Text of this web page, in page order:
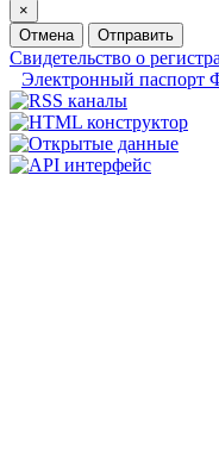
×
Отмена
Отправить
Свидетельство о
Электронный